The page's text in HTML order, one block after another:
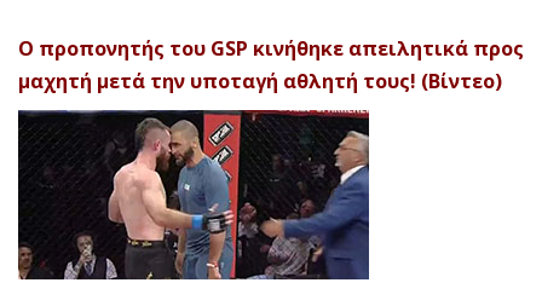
Ο προπονητής του GSP κινήθηκε απειλητικά προς
μαχητή μετά την υποταγή αθλητή τους! (Βίντεο)